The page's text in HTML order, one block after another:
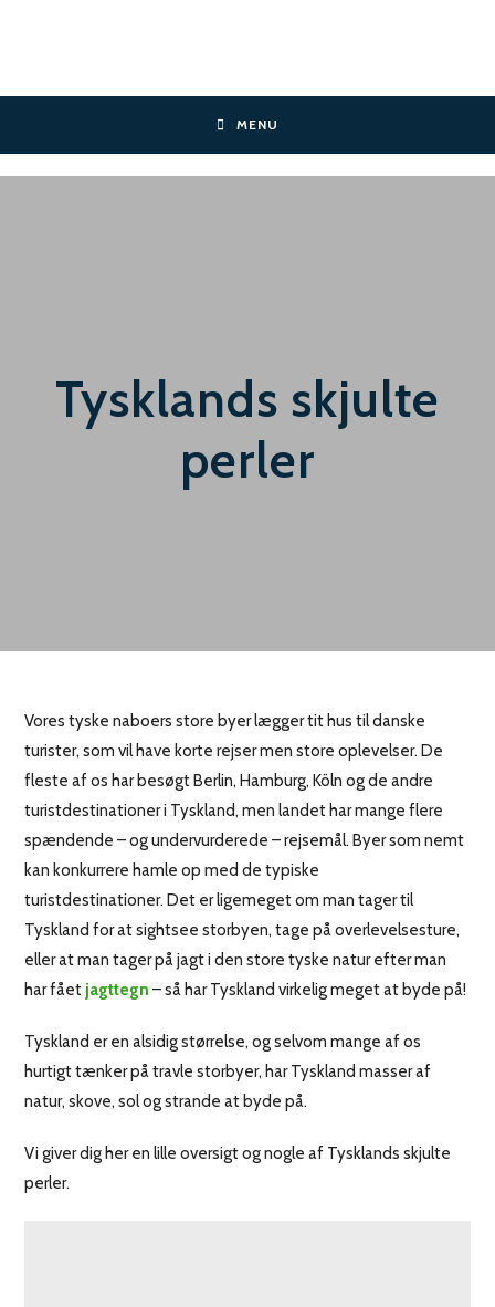
MENU
Tysklands skjulte
perler
Vores tyske naboers store byer lægger tit hus til danske
turister, som vil have korte rejser men store oplevelser. De
fleste af os har besøgt Berlin, Hamburg, Köln og de andre
turistdestinationer i Tyskland, men landet har mange flere
spændende – og undervurderede – rejsemål. Byer som nemt
kan konkurrere hamle op med de typiske
turistdestinationer. Det er ligemeget om man tager til
Tyskland for at sightsee storbyen, tage på overlevelsesture,
eller at man tager på jagt i den store tyske natur efter man
har fået jagttegn– så har Tyskland virkelig meget at byde på!
Tyskland er en alsidig størrelse, og selvom mange af os
hurtigt tænker på travle storbyer, har Tyskland masser af
natur, skove, sol og strande at byde på.
Vi giver dig her en lille oversigt og nogle af Tysklands skjulte
perler.